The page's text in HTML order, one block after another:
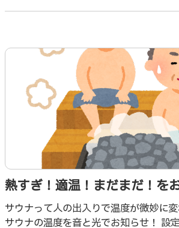
熱すぎ！適温！まだまだ！を
ナ温度検知センサー
サウナって人の出入りで温度が微妙に
サウナの温度を音と光でお知らせ！ 設